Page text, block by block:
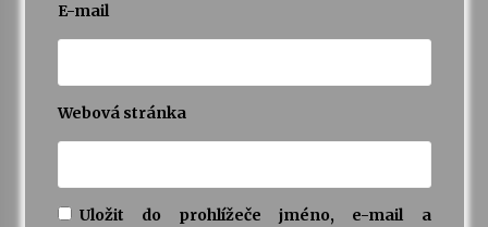
E-mail
Webová stránka
Uložit do prohlížeče jméno, e-mail a